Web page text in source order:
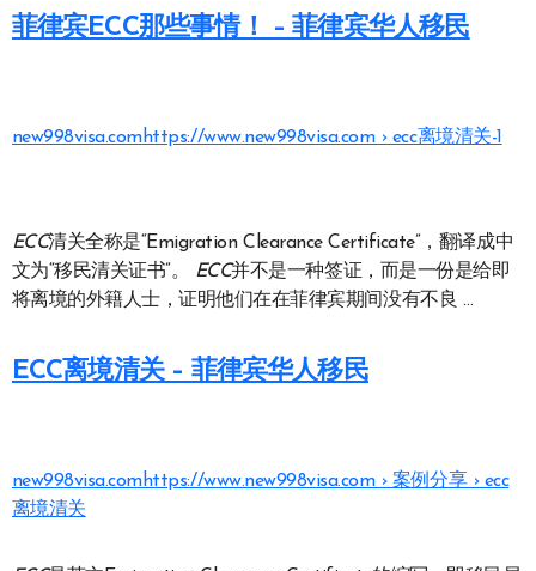
菲律宾ECC那些事情！ – 菲律宾华人移民
new998visa.comhttps://www.new998visa.com › ecc离境清关-1
ECC清关全称是“Emigration Clearance Certificate”，翻译成中
文为“移民清关证书”。 ECC并不是一种签证，而是一份是给即
将离境的外籍人士，证明他们在在菲律宾期间没有不良 …
ECC离境清关 – 菲律宾华人移民
new998visa.comhttps://www.new998visa.com › 案例分享 › ecc
离境清关